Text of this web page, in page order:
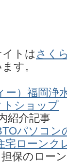
トは さく
す。
ー）福岡浄
ショップ
紹介記事
パソコ
宅ローン
保のロー